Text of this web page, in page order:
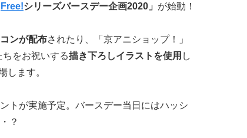
Free!シリーズバースデー企画2020」 が始動！
ンが配布されたり、「京アニショップ！」
をお祝いする描き下ろしイラストを使用 し
します。
トが実施予定。バースデー当日にはハッシ
？